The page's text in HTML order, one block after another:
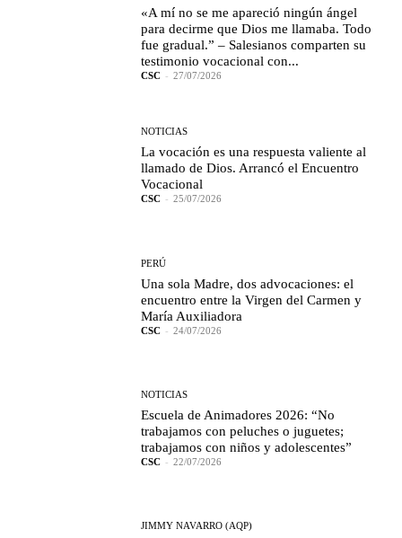
«A mí no se me apareció ningún ángel
para decirme que Dios me llamaba. Todo
fue gradual.” – Salesianos comparten su
testimonio vocacional con...
CSC - 27/07/2026
NOTICIAS
La vocación es una respuesta valiente al
llamado de Dios. Arrancó el Encuentro
Vocacional
CSC - 25/07/2026
PERÚ
Una sola Madre, dos advocaciones: el
encuentro entre la Virgen del Carmen y
María Auxiliadora
CSC - 24/07/2026
NOTICIAS
Escuela de Animadores 2026: “No
trabajamos con peluches o juguetes;
trabajamos con niños y adolescentes”
CSC - 22/07/2026
JIMMY NAVARRO (AQP)